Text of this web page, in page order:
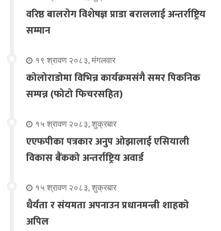
वरिष्ठ बालरोग विशेषज्ञ प्राडा बराललाई अन्तर्राष्ट्रिय
सम्मान
१९ श्रावण २०८३, मंगलवार
कोलोराडोमा विभिन्न कार्यक्रमसंगै समर पिकनिक
सम्पन्न (फोटो फिचरसहित)
१५ श्रावण २०८३, शुक्रबार
एएफपीका पत्रकार अनुप ओझालाई एसियाली
विकास बैंकको अन्तर्राष्ट्रिय अवार्ड
१५ श्रावण २०८३, शुक्रबार
धैर्यता र संयमता अपनाउन प्रधानमन्त्री शाहको
अपिल